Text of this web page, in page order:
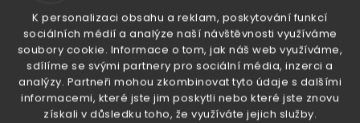
K personalizaci obsahu a reklam, poskytování funkcí
sociálních médií a analýze naší návštěvnosti využíváme
soubory cookie. Informace o tom, jak náš web využíváme,
sdílíme se svými partnery pro sociální média, inzerci a
analýzy. Partneři mohou zkombinovat tyto údaje s dalšími
informacemi, které jste jim poskytli nebo které jste znovu
získali v důsledku toho, že využíváte jejich služby.
Hmotnost:1 kg
Země původu: Thajsko
Doplňkové parametry